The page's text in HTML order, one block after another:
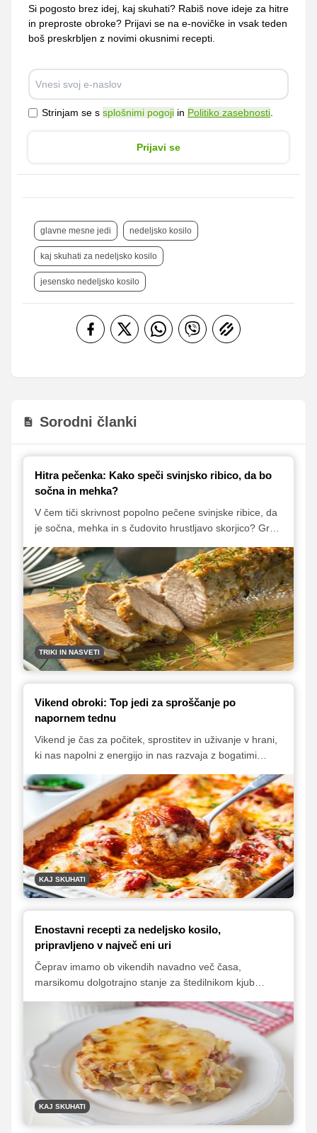
Si pogosto brez idej, kaj skuhati? Rabiš nove ideje za hitre
in preproste obroke? Prijavi se na e-novičke in vsak teden
boš preskrbljen z novimi okusnimi recepti.
Strinjam se s splošnimi pogoji in Politiko zasebnosti
Prijavi se
glavne mesne jedi nedeljsko kosilo
kaj skuhati za nedeljsko kosilo
jesensko nedeljsko kosilo
Sorodni članki
Hitra pečenka: Kako speči svinjsko ribico, da bo
sočna in mehka?
V čem tiči skrivnost popolno pečene svinjske ribice, da
je sočna, mehka in s čudovito hrustljavo skorjico? Gre
omamne marinade.
TRIKI IN NASVETI
Vikend obroki: Top jedi za sproščanje po
napornem tednu
Vikend je čas za počitek, sprostitev in uživanje v hrani,
ki nas napolni z energijo in nas razvaja z bogatimi
napornem tednu ter si povrniti novih moči, so idealna
izbira jedi, ki združujejo preprostost priprave in
bogastvo domačih okusov. Predstavljamo vam nekaj
idej za vikend obroke, ki bodo postali vaša nova
najljubša razvada.
KAJ SKUHATI
Enostavni recepti za nedeljsko kosilo,
pripravljeno v največ eni uri
Čeprav imamo ob vikendih navadno več časa,
marsikomu dolgotrajno stanje za štedilnikom kjub
trenutkih odločite za pico ali pa si naročite hrano na
dom, je bolje, da zavihate rokave in skuhate kakšno
preprosto kosilo. Pri tem si pomagajte z našimi predlogi
odličnih receptov, ki so enostavni za pripravo, končni
rezultat pa so okusni obroki, ki bodo navdušili vse
družinske člane.
KAJ SKUHATI